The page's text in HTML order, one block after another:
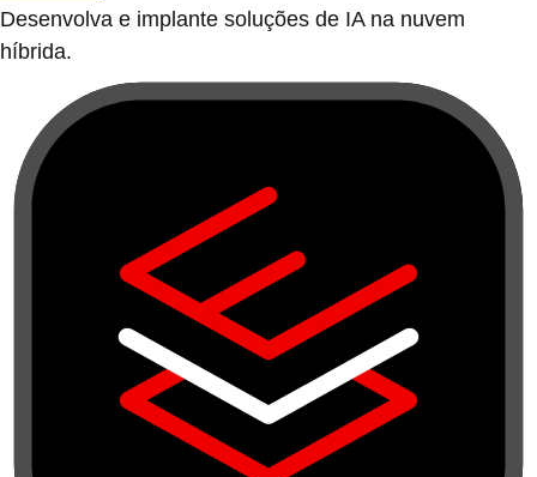
Desenvolva e implante soluções de IA na nuvem
híbrida.